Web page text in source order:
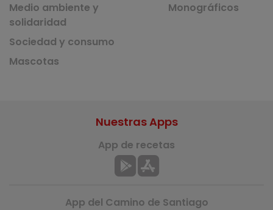
Medio ambiente y
solidaridad
Sociedad y consumo
Mascotas
Monográficos
Nuestras Apps
App de recetas
App del Camino de Santiago